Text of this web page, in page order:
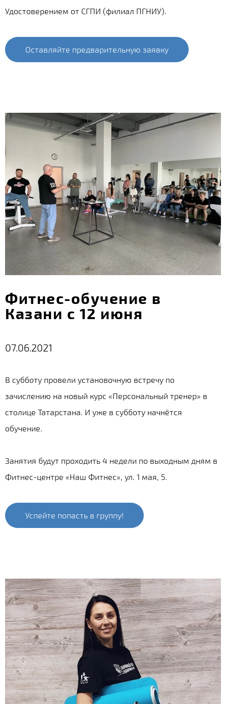
Удостоверением от СГПИ (филиал ПГНИУ).
Оставляйте предварительную заявку
Фитнес-обучение в
Казани с 12 июня
07.06.2021
В субботу провели установочную встречу по
зачислению на новый курс «Персональный тренер» в
столице Татарстана. И уже в субботу начнётся
обучение.
Занятия будут проходить 4 недели по выходным дням в
Фитнес-центре «Наш Фитнес», ул. 1 мая, 5.
Успейте попасть в группу!